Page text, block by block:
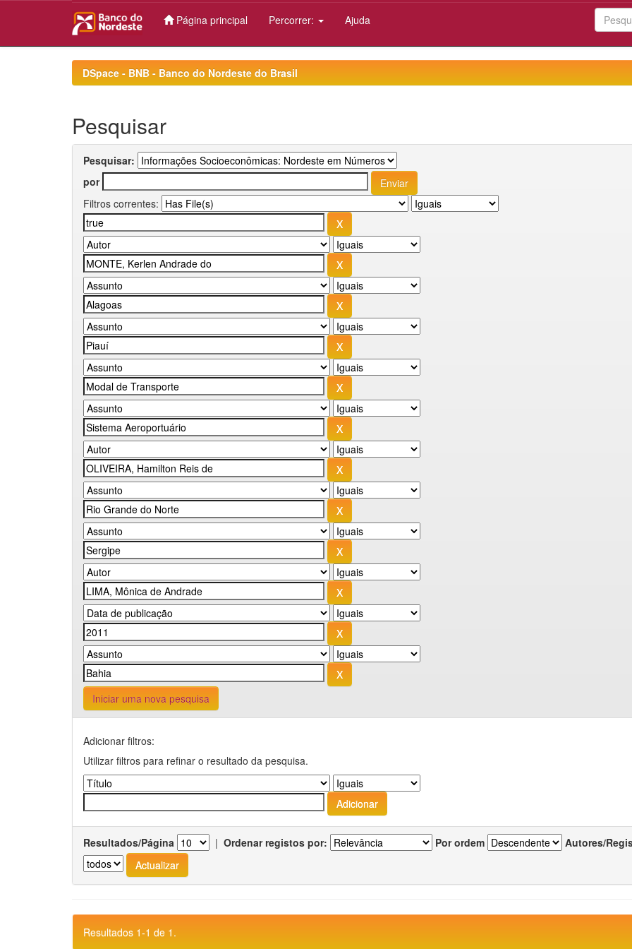
Página principal Percorrer: Ajuda
DSpace - BNB - Banco do Nordeste do Brasil
Pesquisar
Pesquisar:
por
Filtros correntes:
Iniciar uma nova pesquisa
Adicionar filtros:
Utilizar filtros para refinar o resultado da pesquisa.
Resultados/Página | Ordenar registos por: Por ordem Autores/
Resultados 1-1 de 1.